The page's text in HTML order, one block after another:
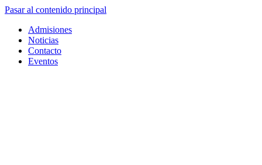
Pasar al contenido principal
Admisiones
Noticias
Contacto
Eventos